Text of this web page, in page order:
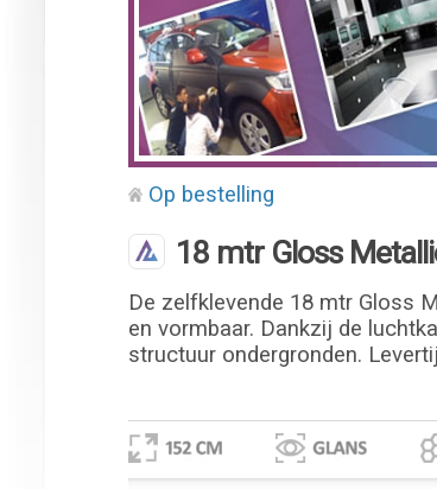
Op bestelling
18 mtr Gloss
De zelfklevende 18 mtr Gloss
en vormbaar. Dankzij de
structuur ondergronden.